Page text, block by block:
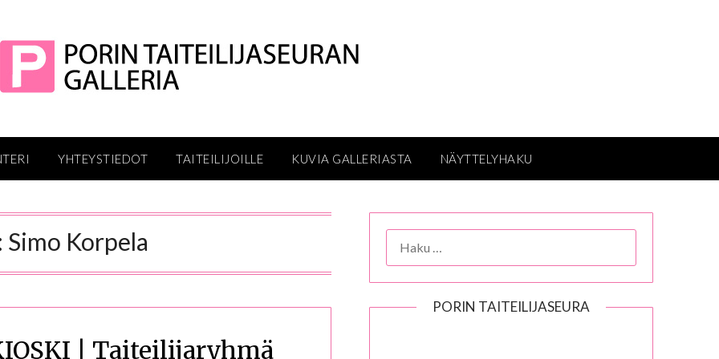
YHTEYSTIEDOT TAITEILIJOILLE KUVIA GALLERIASTA NÄYTTELYHAKU
Simo Korpela
| Taiteilijaryhmä
PORIN TAITEILIJASEURA